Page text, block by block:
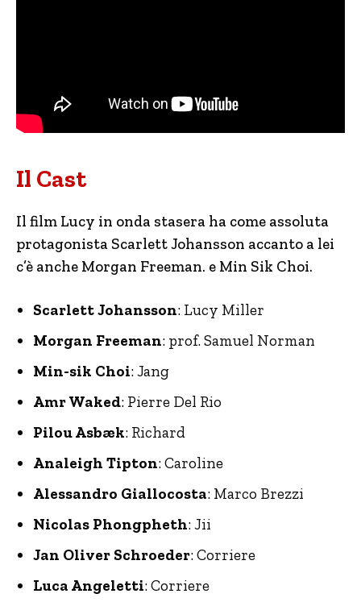
Il Cast
Il film Lucy in onda stasera ha come assoluta
protagonista Scarlett Johansson accanto a lei
c’è anche Morgan Freeman. e Min Sik Choi.
Scarlett Johansson: Lucy Miller
Morgan Freeman: prof. Samuel Norman
Min-sik Choi: Jang
Amr Waked: Pierre Del Rio
Pilou Asbæk: Richard
Analeigh Tipton: Caroline
Alessandro Giallocosta: Marco Brezzi
Nicolas Phongpheth: Jii
Jan Oliver Schroeder: Corriere
Luca Angeletti: Corriere